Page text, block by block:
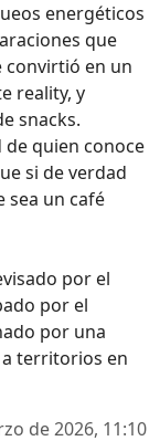
energéticos
que
convirtió en un
reality, y
snacks.
quien conoce
si de verdad
sea un café
por el
por el
por una
territorios en
de 2026, 11:10